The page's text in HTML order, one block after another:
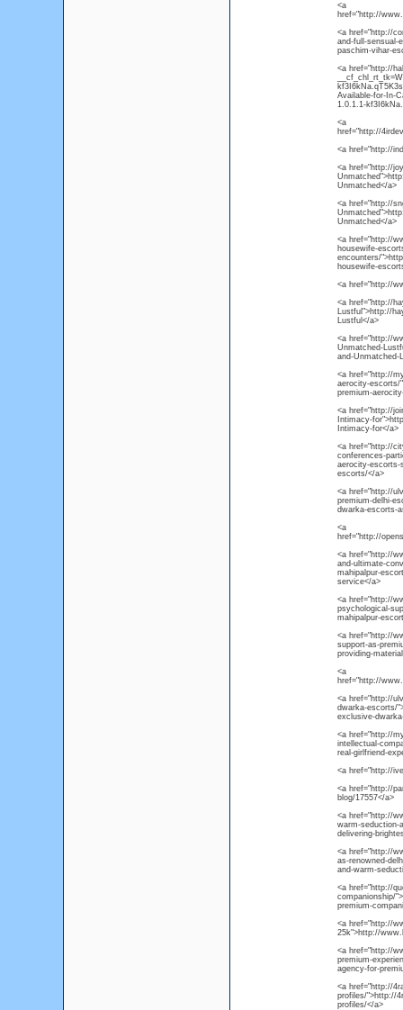
<a
href="http://
<a href="http://
and-full-sensual-
paschim-vihar-
<a href="http://
Available-for-In-
1.0.1.1-
<a
href="http://
<a href="http://
<a href="http://
Unmatched</a>
<a href="http://
Unmatched</a>
<a href="http://
housewife-
encounters/
housewife-
<a href="http://
<a href="http://
Lustful">http://
Lustful</a>
<a href="http://
Unmatched-
and-Unmatched-
<a href="http://
aerocity-escorts/
premium-
<a href="http://
Intimacy-
Intimacy-for</a>
<a href="http://
conferences-
aerocity-escorts-
escorts/</a>
<a href="http://
premium-delhi-
dwarka-escorts-
<a
href="http://
<a href="http://
and-ultimate-
mahipalpur-
service</a>
<a href="http://
psychological-
mahipalpur-
<a href="http://
support-as-
providing-
<a
href="http://
<a href="http://
dwarka-escorts/
exclusive-
<a href="http://
intellectual-
real-girlfriend-
<a href="http://
<a href="http://
blog/17557</a>
<a href="http://
warm-seduction-
delivering-
<a href="http://
as-renowned-
and-warm-
<a href="http://
companionship/
premium-
<a href="http://
25k">http://
<a href="http://
premium-
agency-for-
<a href="http://
profiles/">http://
profiles/</a>